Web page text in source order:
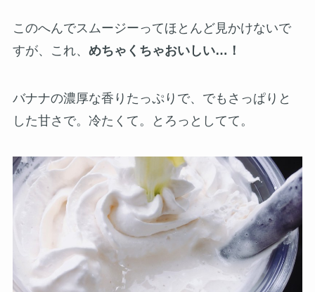
このへんでスムージーってほとんど見かけないで
すが、これ、 めちゃくちゃおいしい…！
バナナの濃厚な香りたっぷりで、でもさっぱりと
した甘さで。冷たくて。とろっとしてて。